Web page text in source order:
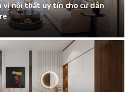
vị nội thất uy tín cho cư dân